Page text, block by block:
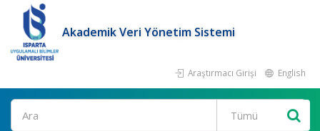
Akademik Veri Yönetim Sistemi
Araştırmacı Girişi English
Ara